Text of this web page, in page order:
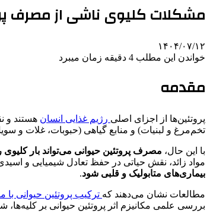
مشکلات کلیوی ناشی از مصرف
۱۴۰۴/۰۷/۱۲
خواندن این مطلب 4 دقیقه زمان میبرد
مقدمه
پروتئین‌ها از اجزای اصلی رژیم غذایی انسان هستند و
تخم‌مرغ و لبنیات) و منابع گیاهی (حبوبات، غلات و
با این حال، مصرف پروتئین حیوانی می‌تواند بار کلیوی
مواد زائد، نقش حیاتی در حفظ تعادل شیمیایی و
بیماری‌های متابولیک و قلبی شود.
مطالعات نشان می‌دهند که ترکیب پروتئین حیوانی با
بررسی علمی مکانیزم اثر پروتئین حیوانی بر